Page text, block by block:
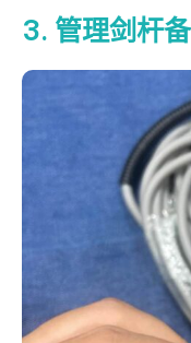
3. 管理剑杆